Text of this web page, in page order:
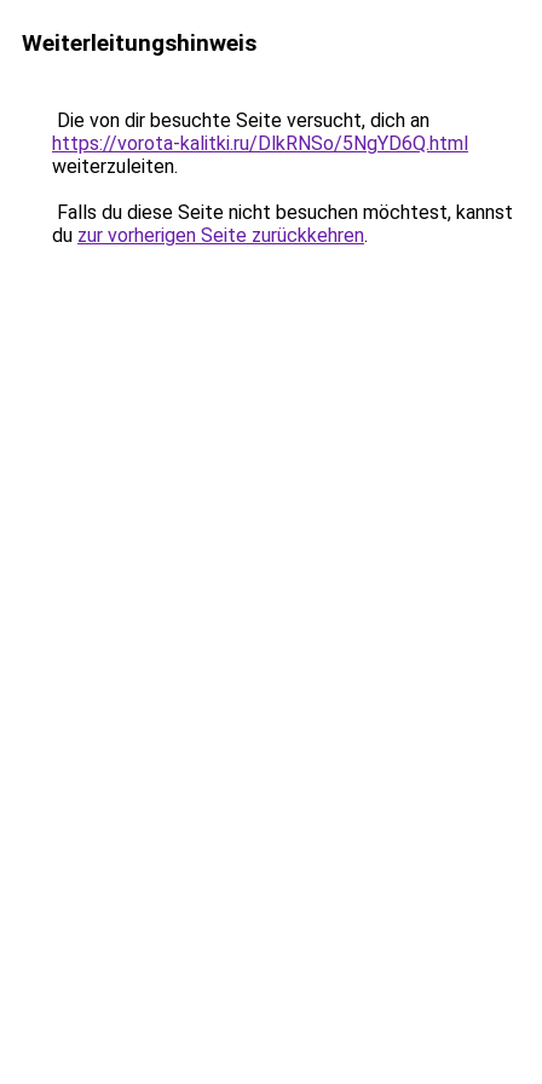
Weiterleitungshinweis
Die von dir besuchte Seite versucht, dich an
https://vorota-kalitki.ru/DlkRNSo/5NgYD6Q.html
weiterzuleiten.
Falls du diese Seite nicht besuchen möchtest, kannst
du zur vorherigen Seite zurückkehren.